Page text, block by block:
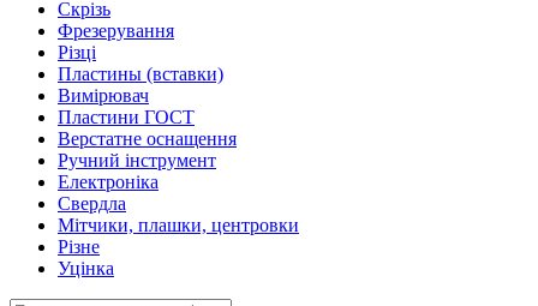
Скрізь
Фрезерування
Різці
Пластины (вставки)
Вимірювач
Пластини ГОСТ
Верстатне оснащення
Ручний інструмент
Електроніка
Свердла
Мітчики, плашки, центровки
Різне
Уцінка